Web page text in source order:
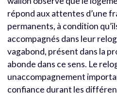
répond aux attentes d’une
permanents, à condition
accompagnés dans leur
vagabond, présent dans la
abonde dans ce sens. Le
unaccompagnement
confiance durant les